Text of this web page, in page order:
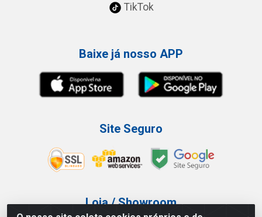
TikTok
Baixe já nosso APP
Site Seguro
Loja / Showroom